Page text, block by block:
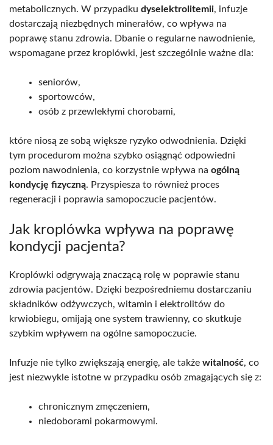
metabolicznych. W przypadku dyselektrolitemii, infuzje
dostarczają niezbędnych minerałów, co wpływa na
poprawę stanu zdrowia. Dbanie o regularne nawodnienie,
wspomagane przez kroplówki, jest szczególnie ważne dla:
seniorów,
sportowców,
osób z przewlekłymi chorobami,
które niosą ze sobą większe ryzyko odwodnienia. Dzięki
tym procedurom można szybko osiągnąć odpowiedni
poziom nawodnienia, co korzystnie wpływa na ogólną
kondycję fizyczną. Przyspiesza to również proces
regeneracji i poprawia samopoczucie pacjentów.
Jak kroplówka wpływa na poprawę
kondycji pacjenta?
Kroplówki odgrywają znaczącą rolę w poprawie stanu
zdrowia pacjentów. Dzięki bezpośredniemu dostarczaniu
składników odżywczych, witamin i elektrolitów do
krwiobiegu, omijają one system trawienny, co skutkuje
szybkim wpływem na ogólne samopoczucie.
Infuzje nie tylko zwiększają energię, ale także witalność, co
jest niezwykle istotne w przypadku osób zmagających się z:
chronicznym zmęczeniem,
niedoborami pokarmowymi.